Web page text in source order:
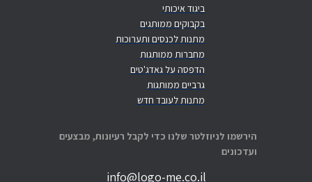
ביגוד איכותי
בקבוקים ממותגים
מתנות לכנסים ותערוכות
מחברות ממותגות
הדפסה על גאדג'טים
גרביים ממותגות
מתנות לעובד חדש
הירשמו לניוזלטר שלנו כדי לקבל רעיונות, מבצעים
ועדכונים
info@logo-me.co.il